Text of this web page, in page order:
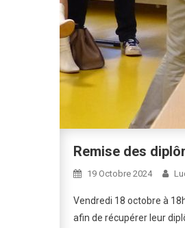
Remise des
19 Octobre 2024
Vendredi 18 octobre à
afin de récupérer leur